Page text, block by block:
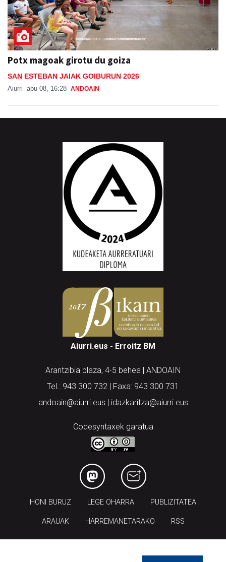
Potx magoak girotu du goiza
SAN ESTEBAN JAIAK GOIBURUN 2026
Aiurri abu 08, 16:28 ANDOAIN
Aiurri.eus - Erroitz BM
Arantzibia plaza, 4-5 behea | ANDOAIN
Tel.: 943 300 732 | Faxa: 943 300 731
andoain@aiurri.eus | idazkaritza@aiurri.eus
Codesyntaxek garatua
HONI BURUZ LEGE OHARRA PUBLIZITATEA
ARAUAK HARREMANETARAKO RSS